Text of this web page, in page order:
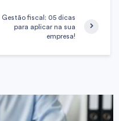
Gestão fiscal: 05 dicas
para aplicar na sua
empresa!